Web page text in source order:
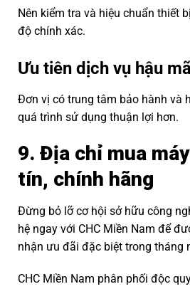
Nên kiểm tra và hiệu chuẩn thiết
độ chính xác.
Ưu tiên dịch vụ hậu
Đơn vị có trung tâm bảo hành và
quá trình sử dụng thuận lợi hơn.
9. Địa chỉ mua
tín, chính hãng
Đừng bỏ lỡ cơ hội sở hữu công
hệ ngay với CHC Miền Nam để
nhận ưu đãi đặc biệt trong tháng
CHC Miền Nam phân phối độc